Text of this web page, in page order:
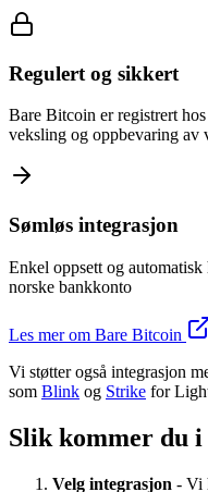
Regulert og sikkert
Bare Bitcoin er registrert
veksling og oppbevaring av
Sømløs integrasjon
Enkel oppsett og
norske bankkonto
Les mer om Bare Bitcoin
Vi støtter også integrasjon
som Blink og Strike for
Slik kommer du i
Velg integrasjon - Vi